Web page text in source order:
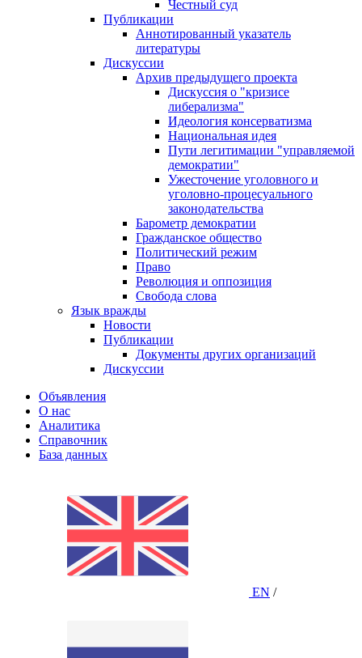
Честный суд
Публикации
Аннотированный указатель
литературы
Дискуссии
Архив предыдущего проекта
Дискуссия о "кризисе
либерализма"
Идеология консерватизма
Национальная идея
Пути легитимации "управляемой
демократии"
Ужесточение уголовного и
уголовно-процесуального
законодательства
Барометр демократии
Гражданское общество
Политический режим
Право
Революция и оппозиция
Свобода слова
Язык вражды
Новости
Публикации
Документы других организаций
Дискуссии
Объявления
О нас
Аналитика
Справочник
База данных
EN /